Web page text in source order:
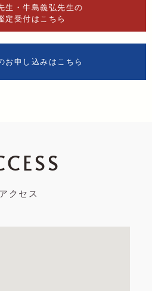
生・牛島義弘先生の
定受付はこちら
お申し込みはこちら
アクセス